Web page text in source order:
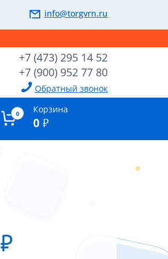
info@torgvrn.ru
+7 (473) 295 14 52
+7 (900) 952 77 80
Обратный звонок
0 Корзина
0 ₽
₽